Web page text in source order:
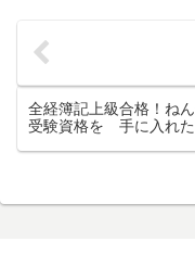
全経簿記上級合格！ね
受験資格を 手に入れた